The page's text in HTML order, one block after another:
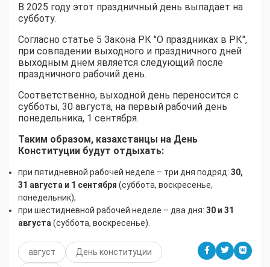
В 2025 году этот праздничный день выпадает на
субботу.
Согласно статье 5 Закона РК "О праздниках в РК",
при совпадении выходного и праздничного дней
выходным днем является следующий после
праздничного рабочий день.
Соответственно, выходной день переносится с
субботы, 30 августа, на первый рабочий день
понедельника, 1 сентября.
Таким образом, казахстанцы на День
Конституции будут отдыхать:
при пятидневной рабочей неделе – три дня подряд: 30,
31 августа и 1 сентября (суббота, воскресенье,
понедельник);
при шестидневной рабочей неделе – два дня: 30 и 31
августа (суббота, воскресенье).
август День конституции